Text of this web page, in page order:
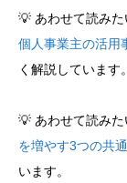
💡 あわせて読みた
個人事業主の活用
く解説しています。
💡 あわせて読みた
を増やす3つの共
います。